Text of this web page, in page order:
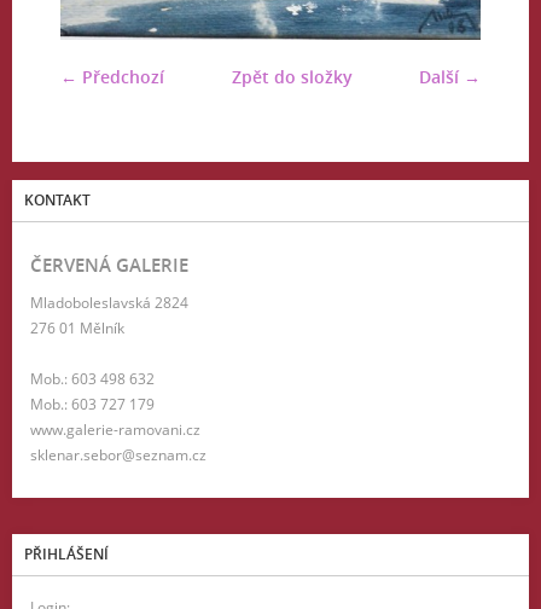
← Předchozí Další →
Zpět do složky
KONTAKT
ČERVENÁ GALERIE
Mladoboleslavská 2824
276 01 Mělník
Mob.: 603 498 632
Mob.: 603 727 179
www.galerie-ramovani.cz
sklenar.sebor@seznam.cz
PŘIHLÁŠENÍ